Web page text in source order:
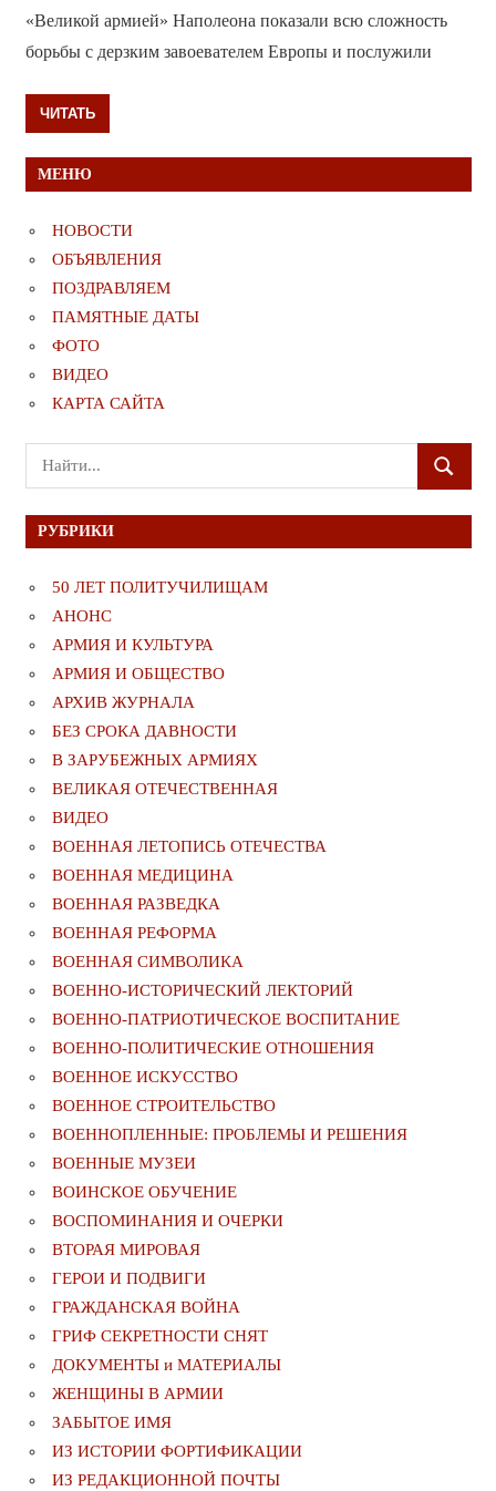
«Великой армией» Наполеона показали всю сложность
борьбы с дерзким завоевателем Европы и послужили
ЧИТАТЬ
МЕНЮ
НОВОСТИ
ОБЪЯВЛЕНИЯ
ПОЗДРАВЛЯЕМ
ПАМЯТНЫЕ ДАТЫ
ФОТО
ВИДЕО
КАРТА САЙТА
Поиск
для:
ПОИСК
РУБРИКИ
50 ЛЕТ ПОЛИТУЧИЛИЩАМ
АНОНС
АРМИЯ И КУЛЬТУРА
АРМИЯ И ОБЩЕСТВО
АРХИВ ЖУРНАЛА
БЕЗ СРОКА ДАВНОСТИ
В ЗАРУБЕЖНЫХ АРМИЯХ
ВЕЛИКАЯ ОТЕЧЕСТВЕННАЯ
ВИДЕО
ВОЕННАЯ ЛЕТОПИСЬ ОТЕЧЕСТВА
ВОЕННАЯ МЕДИЦИНА
ВОЕННАЯ РАЗВЕДКА
ВОЕННАЯ РЕФОРМА
ВОЕННАЯ СИМВОЛИКА
ВОЕННО-ИСТОРИЧЕСКИЙ ЛЕКТОРИЙ
ВОЕННО-ПАТРИОТИЧЕСКОЕ ВОСПИТАНИЕ
ВОЕННО-ПОЛИТИЧЕСКИE ОТНОШЕНИЯ
ВОЕННОЕ ИСКУССТВО
ВОЕННОЕ СТРОИТЕЛЬСТВО
ВОЕННОПЛЕННЫЕ: ПРОБЛЕМЫ И РЕШЕНИЯ
ВОЕННЫЕ МУЗЕИ
ВОИНСКОЕ ОБУЧЕНИЕ
ВОСПОМИНАНИЯ И ОЧЕРКИ
ВТОРАЯ МИРОВАЯ
ГЕРОИ И ПОДВИГИ
ГРАЖДАНСКАЯ ВОЙНА
ГРИФ СЕКРЕТНОСТИ СНЯТ
ДОКУМЕНТЫ и МАТЕРИАЛЫ
ЖЕНЩИНЫ В АРМИИ
ЗАБЫТОЕ ИМЯ
ИЗ ИСТОРИИ ФОРТИФИКАЦИИ
ИЗ РЕДАКЦИОННОЙ ПОЧТЫ